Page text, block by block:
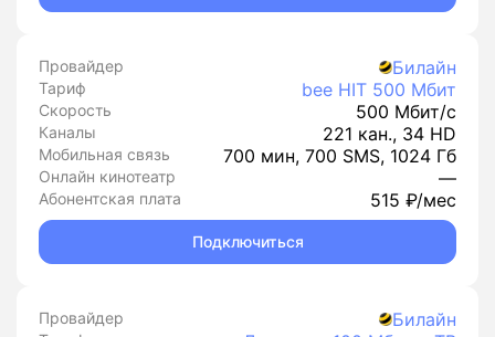
Провайдер Билайн
Тариф bee HIT 500 Мбит
Скорость 500 Мбит/с
Каналы 221 кан., 34 HD
Мобильная связь 700 мин, 700 SMS, 1024 Гб
Онлайн кинотеатр —
Абонентская плата 515 ₽/мес
Подключиться
Провайдер Билайн